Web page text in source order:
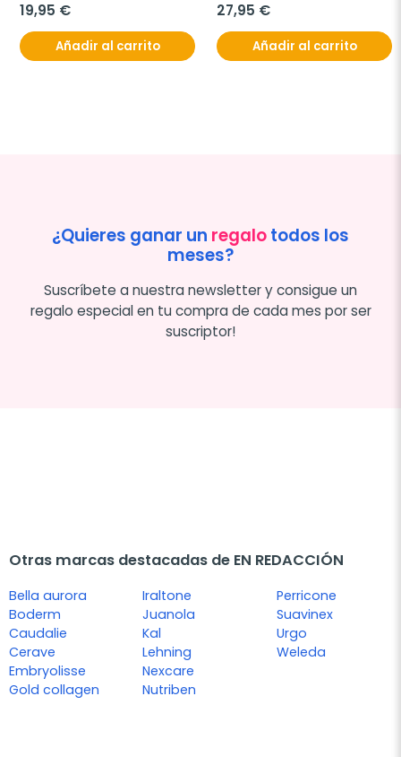
19,95 €
Añadir al carrito
27,95 €
Añadir al carrito
¿Quieres ganar un regalotodos los
meses?
Suscríbete a nuestra newsletter y consigue un
regalo especial en tu compra de cada mes por ser
suscriptor!
Otras marcas destacadas de EN REDACCIÓN
Bella aurora
Boderm
Caudalie
Cerave
Embryolisse
Gold collagen
Iraltone
Juanola
Kal
Lehning
Nexcare
Nutriben
Perricone
Suavinex
Urgo
Weleda